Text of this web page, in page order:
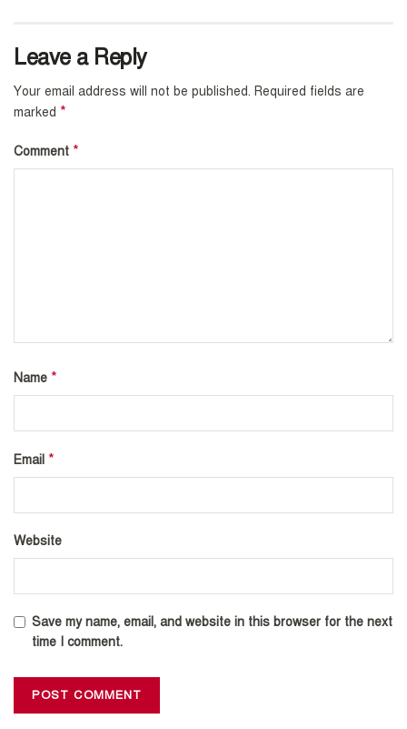
Leave a Reply
Your email address will not be published. Required fields are
marked *
Comment *
Name *
Email *
Website
Save my name, email, and website in this browser for the next
time I comment.